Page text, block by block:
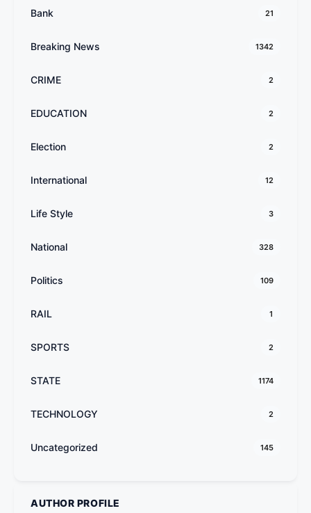
Bank 21
Breaking News 1342
CRIME 2
EDUCATION 2
Election 2
International 12
Life Style 3
National 328
Politics 109
RAIL 1
SPORTS 2
STATE 1174
TECHNOLOGY 2
Uncategorized 145
AUTHOR PROFILE